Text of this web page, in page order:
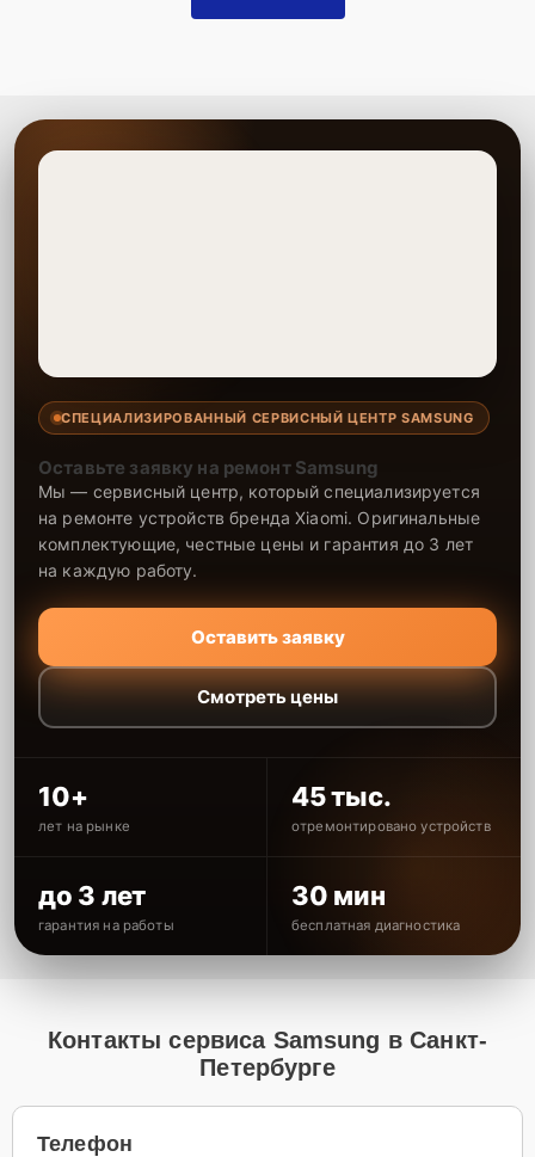
СПЕЦИАЛИЗИРОВАННЫЙ СЕРВИСНЫЙ ЦЕНТР SAMSUNG
Оставьте заявку на ремонт Samsung
Мы — сервисный центр, который специализируется
на ремонте устройств бренда Xiaomi. Оригинальные
комплектующие, честные цены и гарантия до 3 лет
на каждую работу.
Оставить заявку
Смотреть цены
10+
лет на рынке
45 тыс.
отремонтировано устройств
до 3 лет
гарантия на работы
30 мин
бесплатная диагностика
Контакты сервиса Samsung в Санкт-
Петербурге
Телефон